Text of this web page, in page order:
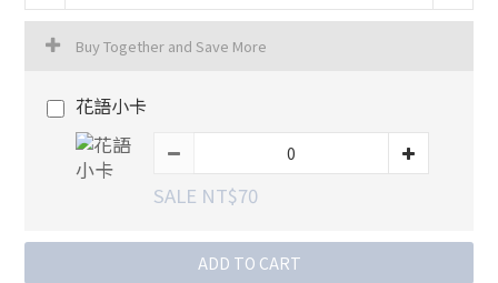
Buy Together and Save More
花語小卡
SALE NT$70
ADD TO CART